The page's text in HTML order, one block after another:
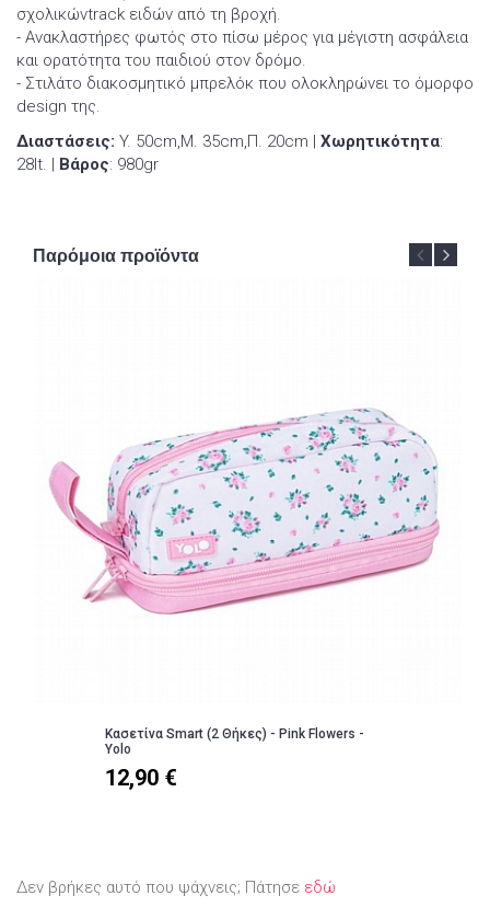
σχολικώνtrack ειδών από τη βροχή.
- Ανακλαστήρες φωτός στο πίσω μέρος για μέγιστη ασφάλεια
και ορατότητα του παιδιού στον δρόμο.
- Στιλάτο διακοσμητικό μπρελόκ που ολοκληρώνει το όμορφο
design της.
Διαστάσεις: Y. 50cm,Μ. 35cm,Π. 20cm | Χωρητικότητα:
28lt. | Βάρος: 980gr
Παρόμοια προϊόντα
Κασετίνα Smart (2 Θήκες) - Pink Flowers -
Yolo
12,90 €
Δεν βρήκες αυτό που ψάχνεις; Πάτησε εδώ